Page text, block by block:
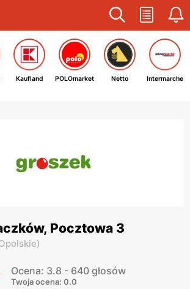
Kaufland POLOmarket Netto Intermarche
Pocztowa 3
)
Ocena: 3.8 - 640 głosów
Twoja ocena: 0.0